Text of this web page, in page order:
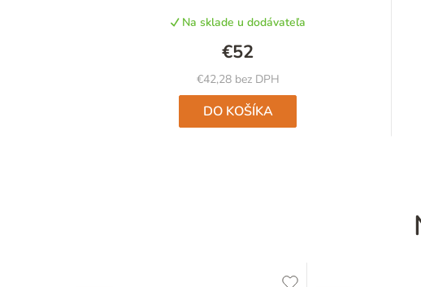
Na sklade u dodávateľa
€42,28 bez DPH
€52
DO KOŠÍKA